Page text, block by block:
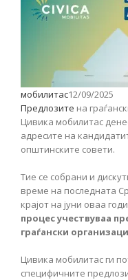
мобилитас12/09/2025
Предлозите на
Цивика мобилитас
адресите на
општинските совети.
Тие се собрани и
време на последната
крајот на јуни оваа
процес учествуваа
граѓански
Цивика мобилитас ги
специфичните